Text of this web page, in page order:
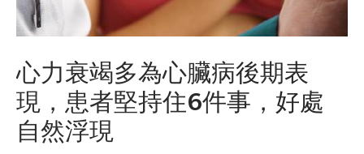
心力衰竭多為心臟病後期表
現，患者堅持住6件事，好處
自然浮現